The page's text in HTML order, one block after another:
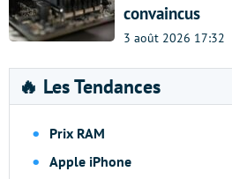
convaincus
3 août 2026 17:32
🔥 Les Tendances
Prix RAM
Apple iPhone